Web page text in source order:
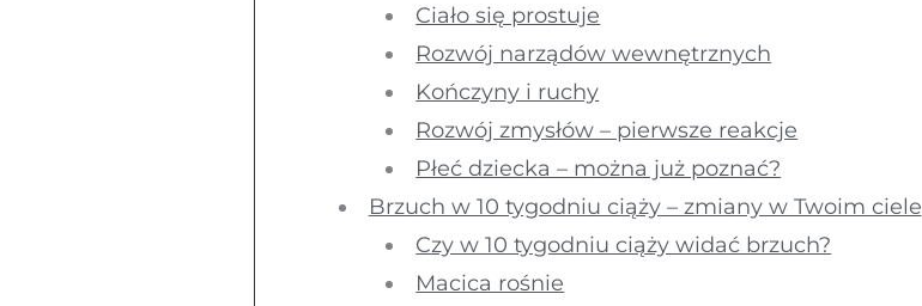
Ciało się prostuje
Rozwój narządów wewnętrznych
Kończyny i ruchy
Rozwój zmysłów – pierwsze reakcje
Płeć dziecka – można już poznać?
Brzuch w 10 tygodniu ciąży – zmiany w Twoim ciele
Czy w 10 tygodniu ciąży widać brzuch?
Macica rośnie